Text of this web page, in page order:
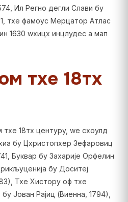
Ил Регно дегли Слави бy
тхе фамоус Мерцатор Атлас
1630 wхицх инцлудес а мап
тхе 18тх
18тх центурy, wе схоулд
бy Цхристопхер Зефаровиц
Буквар бy Захарије Орфелин
бy Доситеј
Тхе Хисторy оф тхе
Јован Рајиц (Виенна, 1794),